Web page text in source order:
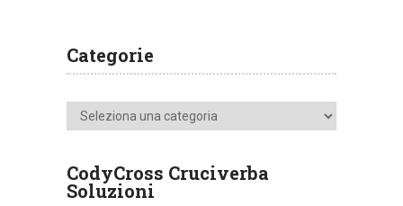
Categorie
Categorie
CodyCross Cruciverba
Soluzioni